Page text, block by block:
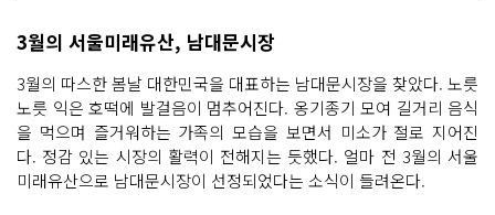
털
복
사
기 변
경
하
기
변
경
하
기
3월의 서울미래유산, 남대문시장
3월의 따스한 봄날 대한민국을 대표하는 남대문시장을 찾았다. 노릇
노릇 익은 호떡에 발걸음이 멈추어진다. 옹기종기 모여 길거리 음식
을 먹으며 즐거워하는 가족의 모습을 보면서 미소가 절로 지어진
다. 정감 있는 시장의 활력이 전해지는 듯했다. 얼마 전 3월의 서울
미래유산으로 남대문시장이 선정되었다는 소식이 들려온다.